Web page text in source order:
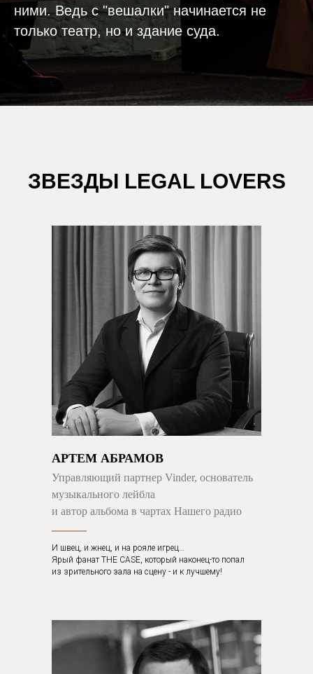
ними. Ведь с "вешалки" начинается не
только театр, но и здание суда.
ЗВЕЗДЫ LEGAL LOVERS
АРТЕМ АБРАМОВ
Управляющий партнер Vinder, основатель
музыкального лейбла
и автор альбома в чартах Нашего радио
И швец, и жнец, и на рояле игрец…
Ярый фанат THE CASE, который наконец-то попал
из зрительного зала на сцену - и к лучшему!